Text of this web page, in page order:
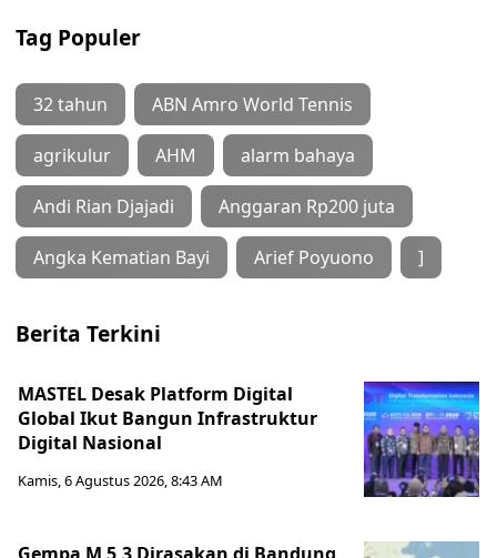
Tag Populer
32 tahun ABN Amro World Tennis
agrikulur AHM alarm bahaya
Andi Rian Djajadi Anggaran Rp200 juta
Angka Kematian Bayi Arief Poyuono ]
Berita Terkini
MASTEL Desak Platform Digital
Global Ikut Bangun Infrastruktur
Digital Nasional
Kamis, 6 Agustus 2026, 8:43 AM